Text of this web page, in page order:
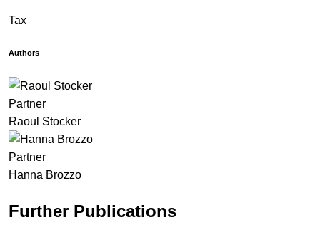
Tax
Authors
Partner
Raoul Stocker
Partner
Hanna Brozzo
Further Publications